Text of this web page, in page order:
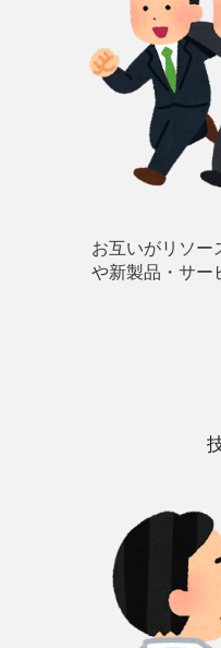
お互いがリソー
や新製品・サー